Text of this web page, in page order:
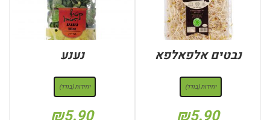
נבטים אלפאלפא
יחידות (בודד)
נענע
יחידות (בודד)